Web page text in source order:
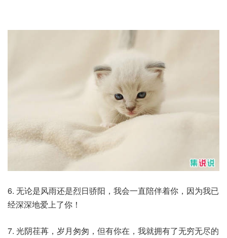
6. 无论是风雨还是烈日骄阳，我会一直陪伴着你，因为我已
经深深地爱上了你！
7. 光阴荏苒，岁月匆匆，但有你在，我就拥有了无穷无尽的